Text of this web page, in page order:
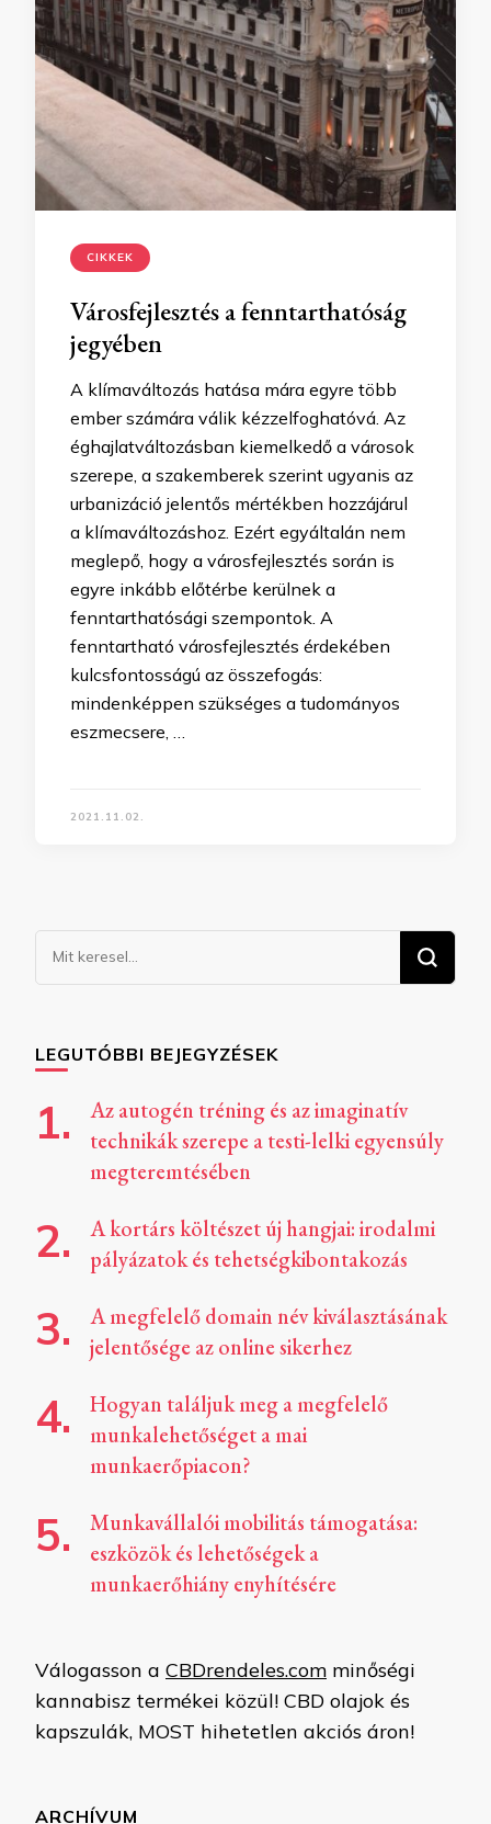
CIKKEK
Városfejlesztés a fenntarthatóság
jegyében
A klímaváltozás hatása mára egyre több
ember számára válik kézzelfoghatóvá. Az
éghajlatváltozásban kiemelkedő a városok
szerepe, a szakemberek szerint ugyanis az
urbanizáció jelentős mértékben hozzájárul
a klímaváltozáshoz. Ezért egyáltalán nem
meglepő, hogy a városfejlesztés során is
egyre inkább előtérbe kerülnek a
fenntarthatósági szempontok. A
fenntartható városfejlesztés érdekében
kulcsfontosságú az összefogás:
mindenképpen szükséges a tudományos
eszmecsere, …
2021.11.02.
Keresel
valamit?
LEGUTÓBBI BEJEGYZÉSEK
Az autogén tréning és az imaginatív
technikák szerepe a testi-lelki egyensúly
megteremtésében
A kortárs költészet új hangjai: irodalmi
pályázatok és tehetségkibontakozás
A megfelelő domain név kiválasztásának
jelentősége az online sikerhez
Hogyan találjuk meg a megfelelő
munkalehetőséget a mai
munkaerőpiacon?
Munkavállalói mobilitás támogatása:
eszközök és lehetőségek a
munkaerőhiány enyhítésére
Válogasson a CBDrendeles.com minőségi
kannabisz termékei közül! CBD olajok és
kapszulák, MOST hihetetlen akciós áron!
ARCHÍVUM